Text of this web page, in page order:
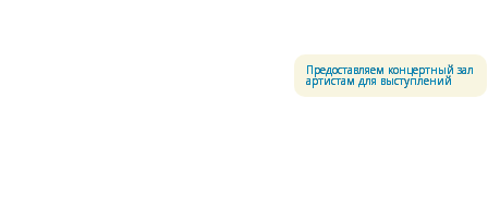
Предоставляем концертный зал
артистам для выступлений